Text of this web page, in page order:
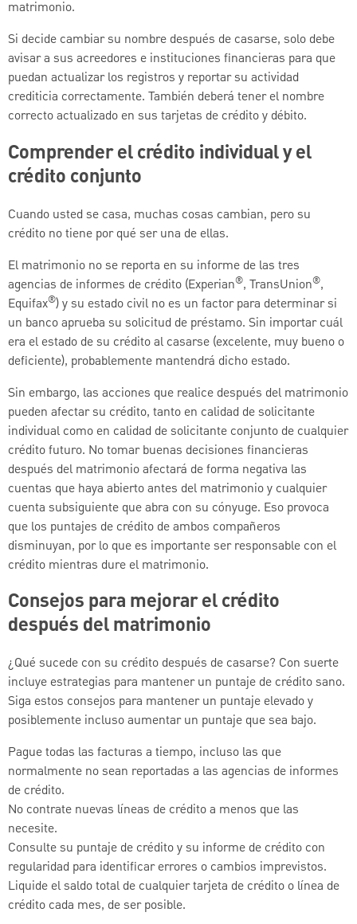
matrimonio.
Si decide cambiar su nombre después de casarse, solo debe
avisar a sus acreedores e instituciones financieras para que
puedan actualizar los registros y reportar su actividad
crediticia correctamente. También deberá tener el nombre
correcto actualizado en sus tarjetas de crédito y débito.
Comprender el crédito individual y el
crédito conjunto
Cuando usted se casa, muchas cosas cambian, pero su
crédito no tiene por qué ser una de ellas.
El matrimonio no se reporta en su informe de las tres
agencias de informes de crédito (Experian®, TransUnion®,
Equifax®) y su estado civil no es un factor para determinar si
un banco aprueba su solicitud de préstamo. Sin importar cuál
era el estado de su crédito al casarse (excelente, muy bueno o
deficiente), probablemente mantendrá dicho estado.
Sin embargo, las acciones que realice después del matrimonio
pueden afectar su crédito, tanto en calidad de solicitante
individual como en calidad de solicitante conjunto de cualquier
crédito futuro. No tomar buenas decisiones financieras
después del matrimonio afectará de forma negativa las
cuentas que haya abierto antes del matrimonio y cualquier
cuenta subsiguiente que abra con su cónyuge. Eso provoca
que los puntajes de crédito de ambos compañeros
disminuyan, por lo que es importante ser responsable con el
crédito mientras dure el matrimonio.
Consejos para mejorar el crédito
después del matrimonio
¿Qué sucede con su crédito después de casarse? Con suerte
incluye estrategias para mantener un puntaje de crédito sano.
Siga estos consejos para mantener un puntaje elevado y
posiblemente incluso aumentar un puntaje que sea bajo.
Pague todas las facturas a tiempo, incluso las que
normalmente no sean reportadas a las agencias de informes
de crédito.
No contrate nuevas líneas de crédito a menos que las
necesite.
Consulte su puntaje de crédito y su informe de crédito con
regularidad para identificar errores o cambios imprevistos.
Liquide el saldo total de cualquier tarjeta de crédito o línea de
crédito cada mes, de ser posible.